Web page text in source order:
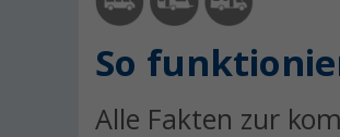
So
Alle Fakten zur